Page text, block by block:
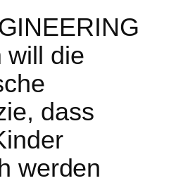
will die
dass
werden